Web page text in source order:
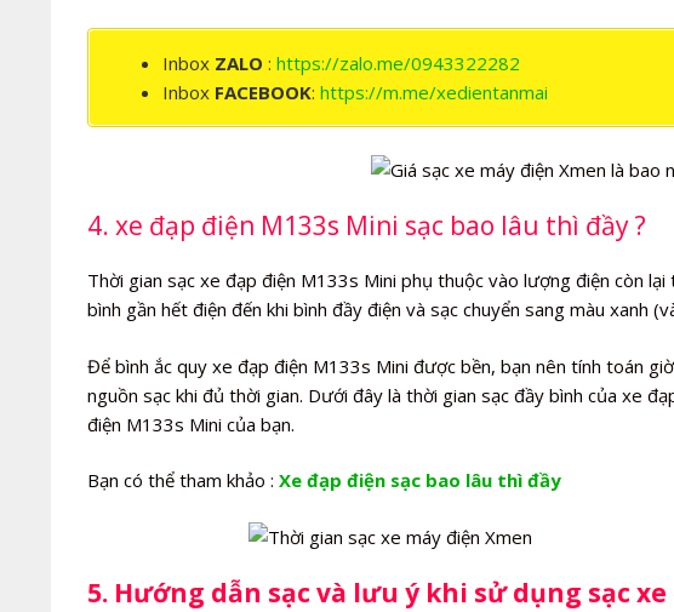
Inbox ZALO : https://zalo.me/0943322282
Inbox FACEBOOK: https://m.me/xedientanmai
4. xe đạp điện M133s Mini sạc bao lâu thì đầy ?
Thời gian sạc xe đạp điện M133s Mini phụ thuộc vào lượng điện còn
bình gần hết điện đến khi bình đầy điện và sạc chuyển sang màu xanh
Để bình ắc quy xe đạp điện M133s Mini được bền, bạn nên tính toán
nguồn sạc khi đủ thời gian. Dưới đây là thời gian sạc đầy bình của xe
điện M133s Mini của bạn.
Bạn có thể tham khảo : Xe đạp điện sạc bao lâu thì đầy
5. Hướng dẫn sạc và lưu ý khi sử dụng sạc